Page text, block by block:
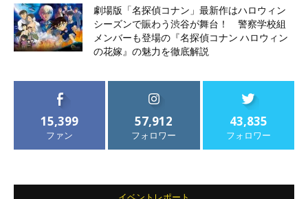
劇場版「名探偵コナン」最新作はハロウィン
シーズンで賑わう渋谷が舞台！ 警察学校組
メンバーも登場の『名探偵コナン ハロウィン
の花嫁』の魅力を徹底解説
15,399
ファン
57,912
フォロワー
43,835
フォロワー